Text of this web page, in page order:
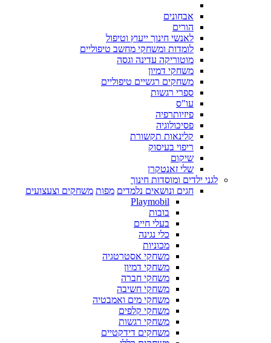
אבחונים
הורים
לאנשי חינוך ייעוץ וטיפול
לומדות ומשחקי מחשב טיפוליים
מוטוריקה עדינה וגסה
משחקי דמיון
משחקים רגשיים טיפוליים
ספרי רגשות
עו"ס
פיזיותרפיה
פסיכולוגיה
קלינאות תקשורת
ריפוי בעיסוק
שיקום
שלי זאנטקרן
לגני ילדים ומוסדות חינוך
חגים ונושאים נלמדים מפות משחקים וצעצועים
Playmobil
בובות
בעלי חיים
כלי נגינה
מכוניות
משחקי אסטרטגיה
משחקי דמיון
משחקי חברה
משחקי חשיבה
משחקי מים ואמבטיה
משחקי קלפים
משחקי רגשות
משחקים דידקטיים